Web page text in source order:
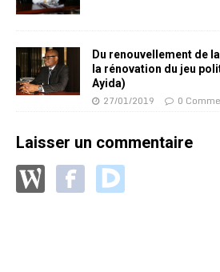
Du renouvellement de
la rénovation du jeu
Ayida)
27/01/2019 0
Laisser un commentaire